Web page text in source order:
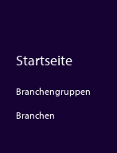
Startseite
Branchengruppen
Branchen